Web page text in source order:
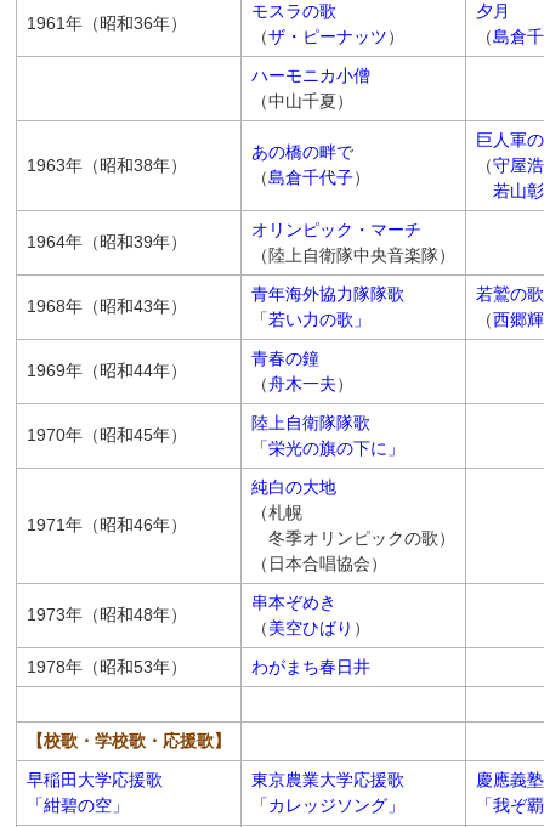
1961年（昭和36年）
モスラの歌
（ザ・ピーナッツ）
夕月
（島倉
ハーモニカ小僧
（中山千夏）
1963年（昭和38年）
あの橋の畔で
（島倉千代子）
巨人軍
（守屋浩
若山彰
1964年（昭和39年）
オリンピック・マーチ
（陸上自衛隊中央音楽隊）
1968年（昭和43年）
青年海外協力隊隊歌
「若い力の歌」
若鷲の歌
（西郷
1969年（昭和44年）
青春の鐘
（舟木一夫）
1970年（昭和45年）
陸上自衛隊隊歌
「栄光の旗の下に」
1971年（昭和46年）
純白の大地
（札幌
冬季オリンピックの歌）
（日本合唱協会）
1973年（昭和48年）
串本ぞめき
（美空ひばり ）
1978年（昭和53年）
わがまち春日井
【校歌・学校歌・応援歌】
早稲田大学応援歌
「紺碧の空」
東京農業大学応援歌
「カレッジソング」
慶應義
「我ぞ